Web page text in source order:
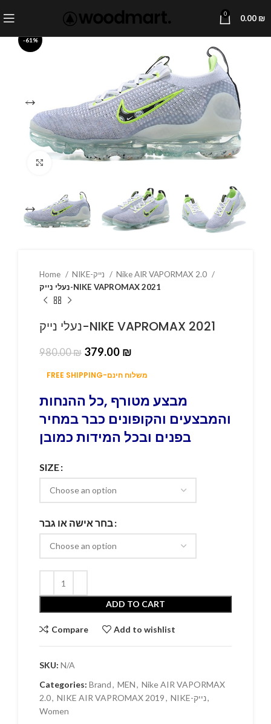
0 0.00 ₪
-61%
Click to enlarge
Home
Nike AIR VAPORMAX 2.0
נעלי נייק-NIKE VAPROMAX 2021
נעלי נייק-NIKE VAPROMAX 2021
980.00₪ 379.00 ₪
FREE SHIPPING-משלוח חינם
מבצע מטורף ,כל ההנחות
והמבצעים והקופונים כבר במחיר
בפנים ובכל המידות כמובן
SIZE
בחר אישה או גבר
ADD TO CART
Compare Add to wishlist
SKU: N/A
Categories: Brand, MEN, Nike AIR VAPORMAX
2.0, NIKE AIR VAPROMAX 2019, NIKE-נייק,
Women